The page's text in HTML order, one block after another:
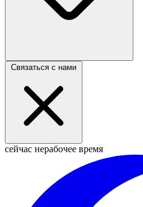
Связаться с нами
сейчас нерабочее время